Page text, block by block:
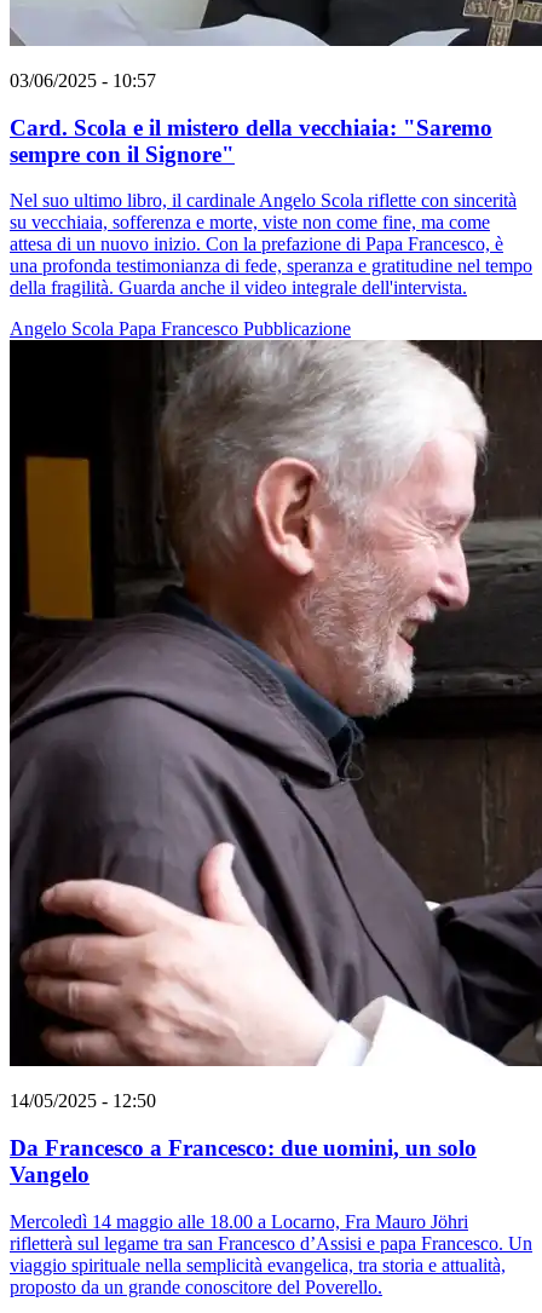
03/06/2025 - 10:57
Card. Scola e il mistero della vecchiaia: "Saremo
sempre con il Signore"
Nel suo ultimo libro, il cardinale Angelo Scola riflette con sincerità
su vecchiaia, sofferenza e morte, viste non come fine, ma come
attesa di un nuovo inizio. Con la prefazione di Papa Francesco, è
una profonda testimonianza di fede, speranza e gratitudine nel tempo
della fragilità. Guarda anche il video integrale dell'intervista.
Angelo Scola Papa Francesco Pubblicazione
14/05/2025 - 12:50
Da Francesco a Francesco: due uomini, un solo
Vangelo
Mercoledì 14 maggio alle 18.00 a Locarno, Fra Mauro Jöhri
rifletterà sul legame tra san Francesco d’Assisi e papa Francesco. Un
viaggio spirituale nella semplicità evangelica, tra storia e attualità,
proposto da un grande conoscitore del Poverello.